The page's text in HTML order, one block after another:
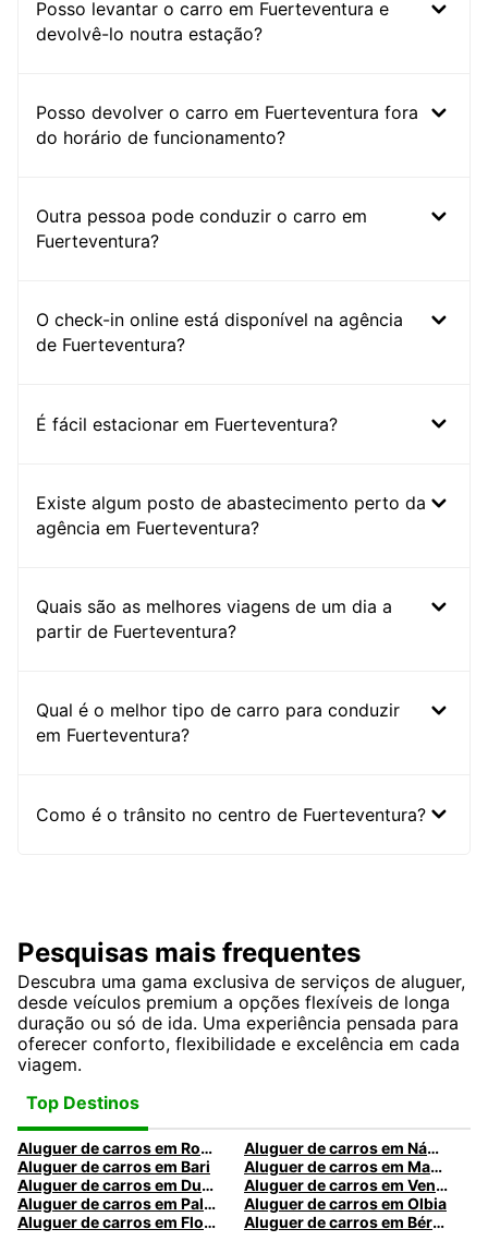
Posso levantar o carro em Fuerteventura e
devolvê-lo noutra estação?
Posso devolver o carro em Fuerteventura fora
do horário de funcionamento?
Outra pessoa pode conduzir o carro em
Fuerteventura?
O check-in online está disponível na agência
de Fuerteventura?
É fácil estacionar em Fuerteventura?
Existe algum posto de abastecimento perto da
agência em Fuerteventura?
Quais são as melhores viagens de um dia a
partir de Fuerteventura?
Qual é o melhor tipo de carro para conduzir
em Fuerteventura?
Como é o trânsito no centro de Fuerteventura?
Pesquisas mais frequentes
Descubra uma gama exclusiva de serviços de aluguer,
desde veículos premium a opções flexíveis de longa
duração ou só de ida. Uma experiência pensada para
oferecer conforto, flexibilidade e excelência em cada
viagem.
Top Destinos
Aluguer de carros em Roma
Aluguer de carros em Nápoles
Aluguer de carros em Bari
Aluguer de carros em Madrid
Aluguer de carros em Dublin
Aluguer de carros em Veneza
Aluguer de carros em Palermo
Aluguer de carros em Olbia
Aluguer de carros em Florença
Aluguer de carros em Bérgamo